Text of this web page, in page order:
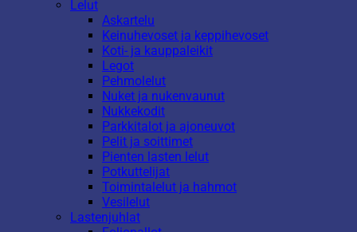
Lelut
Askartelu
Keinuhevoset ja keppihevoset
Koti- ja kauppaleikit
Legot
Pehmolelut
Nuket ja nukenvaunut
Nukkekodit
Parkkitalot ja ajoneuvot
Pelit ja soittimet
Pienten lasten lelut
Potkuttelijat
Toimintalelut ja hahmot
Vesilelut
Lastenjuhlat